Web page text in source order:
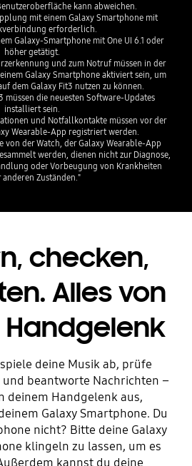
kann abweichen.
mit einem Galaxy Smartphone mit
erforderlich.
Galaxy-Smartphone mit One UI 6.1 oder
höher getätigt.
und zum Notruf müssen in der
Galaxy Smartphone aktiviert sein, um
dem Galaxy Fit3 nutzen zu können.
die neuesten Software-Updates
installiert sein.
und Notfallkontakte müssen vor der
Wearable-App registriert werden.
der Watch, der Galaxy Wearable-App
werden, dienen nicht zur Diagnose,
oder Vorbeugung von Krankheiten
anderen Zuständen."
checken,
Alles von
deine Musik ab, prüfe
beantworte Nachrichten –
deinem Handgelenk aus,
Galaxy Smartphone. Du
nicht? Bitte deine Galaxy
klingeln zu lassen, um es
kannst du deine